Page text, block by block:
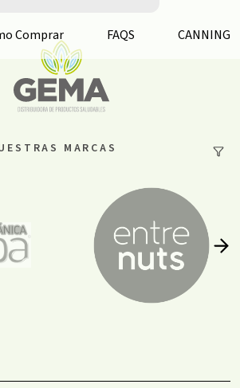
MARCAS
Comprar FAQS CANNING